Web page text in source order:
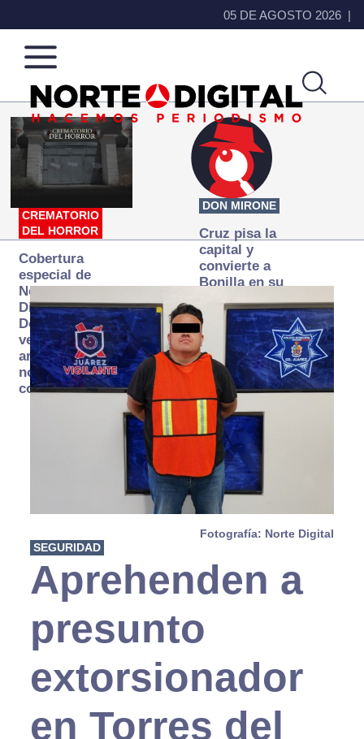
05 DE AGOSTO 2026
Norte
de
Ciudad
Más
que
noticias,
hacemos periodismo
CREMATORIO
DEL HORROR
Cobertura
especial de
Norte
Digital:
Donde la
verdad
arde… pero
no se
consume
DON MIRONE
Cruz pisa la
capital y
convierte a
Bonilla en su
primer blanco
Fotografía: Norte Digital
SEGURIDAD
Aprehenden a
presunto
extorsionador
en Torres del